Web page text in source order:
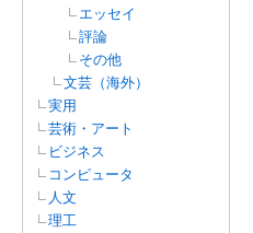
エッセイ
評論
その他
文芸（海外）
実用
芸術・アート
ビジネス
コンピュータ
人文
理工